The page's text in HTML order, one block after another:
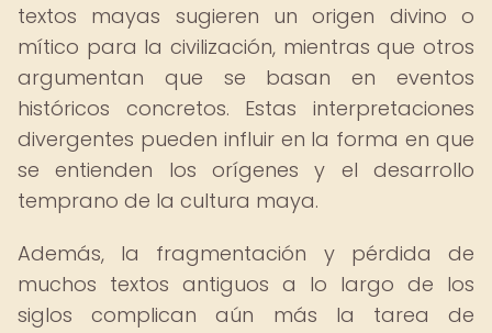
textos mayas sugieren un origen divino o
mítico para la civilización, mientras que otros
argumentan que se basan en eventos
históricos concretos. Estas interpretaciones
divergentes pueden influir en la forma en que
se entienden los orígenes y el desarrollo
temprano de la cultura maya.
Además, la fragmentación y pérdida de
muchos textos antiguos a lo largo de los
siglos complican aún más la tarea de